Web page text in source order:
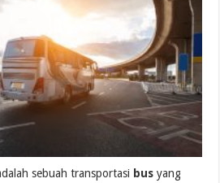
sebuah transportasi bus yang